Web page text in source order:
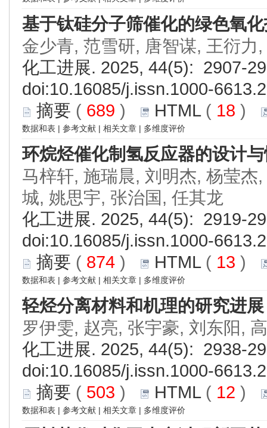
基于钛硅分子筛催化的绿色氧
金少青, 范雪研, 唐智谋, 王衍力
化工进展. 2025, 44(5): 2907-
doi:10.16085/j.issn.1000-
摘要 ( 689 ) HTML( 18 )
数据和表 | 参考文献 | 相关文章 | 多维度评价
环烷烃催化制氢反应器的设计
马梓轩, 施瑞晨, 刘明杰, 杨莹
城, 姚思宇, 张治国, 任其龙
化工进展. 2025, 44(5): 2919-
doi:10.16085/j.issn.1000-
摘要 ( 874 ) HTML( 13 )
数据和表 | 参考文献 | 相关文章 | 多维度评价
轻烃分离材料和机理的研究进展
罗伊雯, 赵亮, 张宇豪, 刘东阳,
化工进展. 2025, 44(5): 2938-
doi:10.16085/j.issn.1000-
摘要 ( 503 ) HTML( 12 )
数据和表 | 参考文献 | 相关文章 | 多维度评价